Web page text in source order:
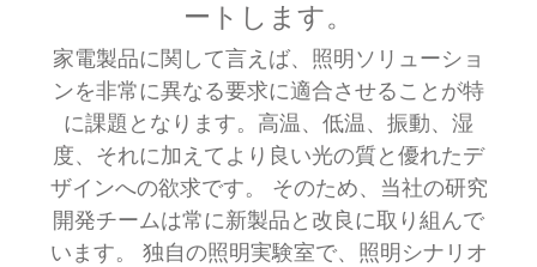
ートします。
家電製品に関して言えば、照明ソリューショ
ンを非常に異なる要求に適合させることが特
に課題となります。高温、低温、振動、湿
度、それに加えてより良い光の質と優れたデ
ザインへの欲求です。 そのため、当社の研究
開発チームは常に新製品と改良に取り組んで
います。 独自の照明実験室で、照明シナリオ